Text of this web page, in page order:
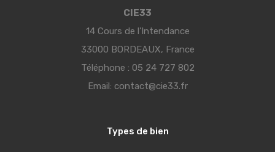
CIE33
14 Cours de l’Intendance
33000 BORDEAUX, France
Téléphone : 05 24 727 802
Email: contact@cie33.fr
Types de bien